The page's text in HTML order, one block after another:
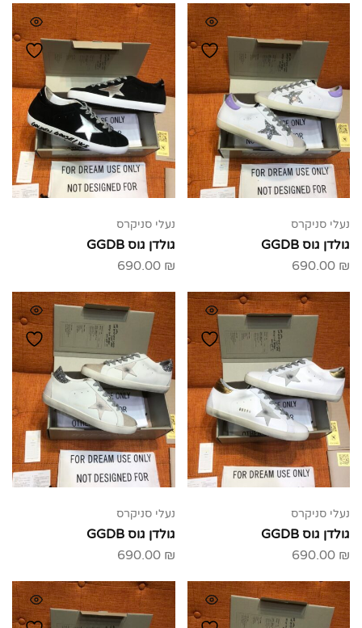
נעלי סניקרס
גולדן גוס GGDB
690.00 ₪
נעלי סניקרס
גולדן גוס GGDB
690.00 ₪
נעלי סניקרס
גולדן גוס GGDB
690.00 ₪
נעלי סניקרס
גולדן גוס GGDB
690.00 ₪